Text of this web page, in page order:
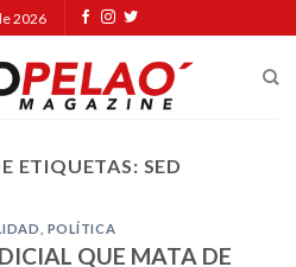
2026
ETIQUETAS: SED
POLÍTICA
QUE MATA DE